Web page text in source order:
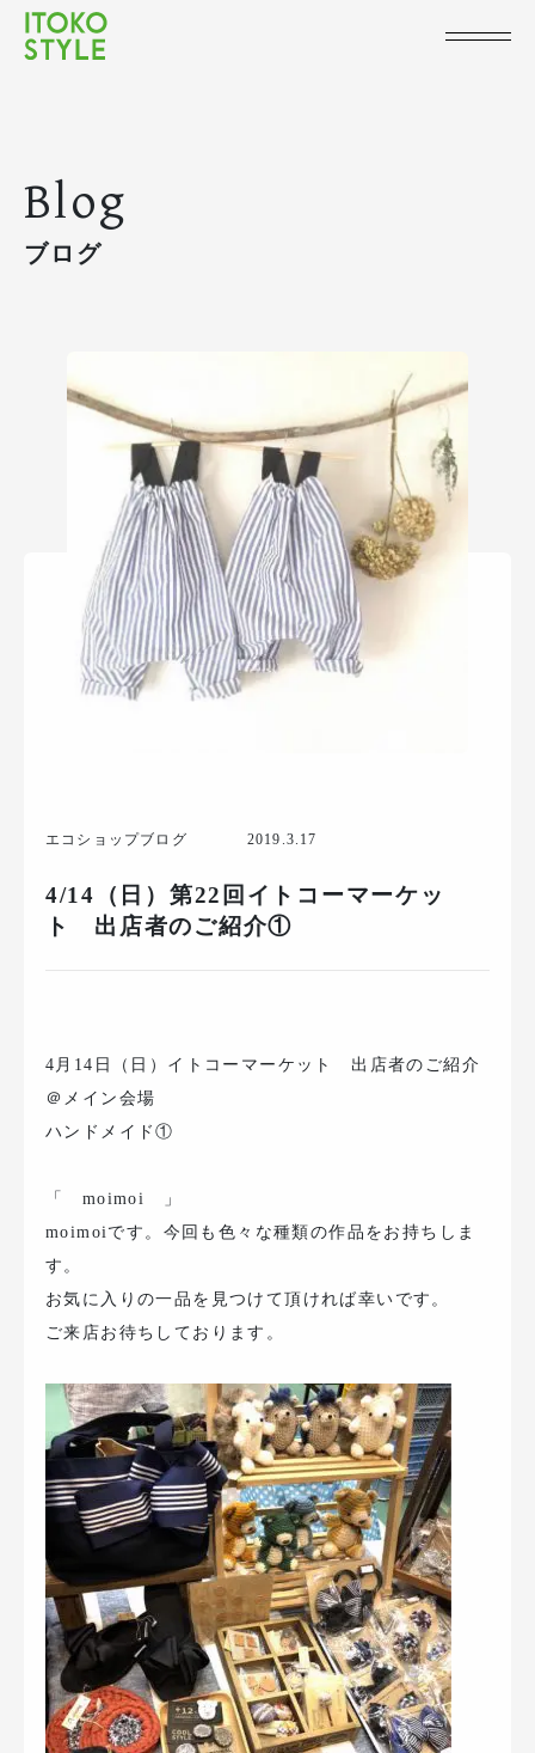
Blog
ブログ
エコショップブログ 2019.3.17
4/14（日）第22回イトコーマーケッ
ト 出店者のご紹介①
4月14日（日）イトコーマーケット 出店者のご紹介
＠メイン会場
ハンドメイド①
「 moimoi 」
moimoiです。今回も色々な種類の作品をお持ちしま
す。
お気に入りの一品を見つけて頂ければ幸いです。
ご来店お待ちしております。